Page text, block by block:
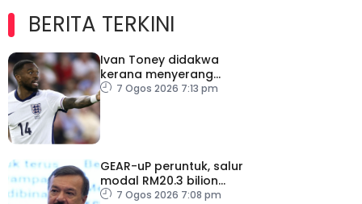
BERITA TERKINI
Ivan Toney didakwa
kerana menyerang
individu di kelab malam
7 Ogos 2026 7:13 pm
GEAR-uP peruntuk, salur
modal RM20.3 bilion
dalam ekonomi domestik
7 Ogos 2026 7:08 pm